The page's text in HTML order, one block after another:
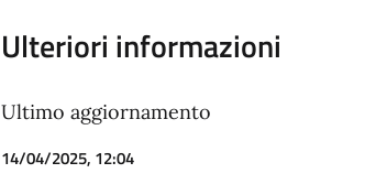
Ulteriori informazioni
Ultimo aggiornamento
14/04/2025, 12:04